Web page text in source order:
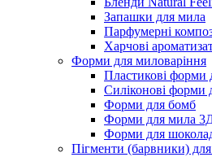
Запашки для мила
Парфумерні
Харчові
Форми для миловаріння
Пластикові форми
Силіконові форми
Форми для бомб
Форми для мила
Форми для
Пігменти (барвники)